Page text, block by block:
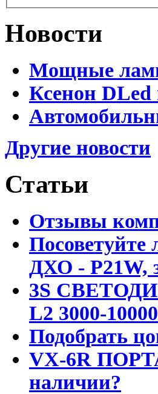
Новости
Мощные
Ксенон DLed
Другие новости
Статьи
Отзывы
ДХО - P21W,
3S
L2 3000-
Подобрать
VX-6R
наличии?